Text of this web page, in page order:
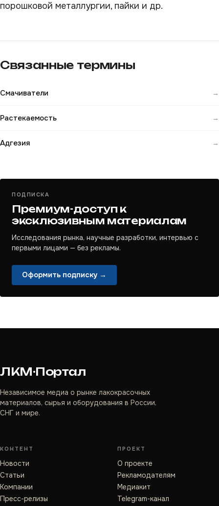
порошковой металлургии, пайки и др.
Связанные термины
Смачиватели →
Растекаемость →
Адгезия →
ПОДПИСКА
Премиум-доступ к
эксклюзивным материалам
Исследования рынка, научные разработки, интервью с
первыми лицами — без рекламы.
Оформить подписку →
ЛКМ·Портал
Независимое медиа о рынке лакокрасочных
материалов, сырья и оборудования в России,
СНГ и мире.
КОНТЕНТ
Новости
Статьи
Компании
Пресс-релизы
ПРОЕКТ
О проекте
Рекламодателям
Медиакит
Telegram-канал